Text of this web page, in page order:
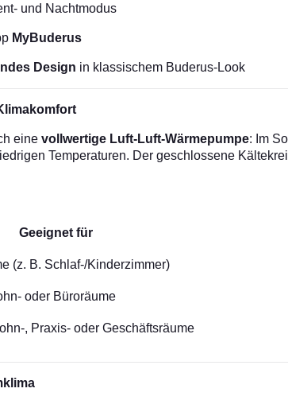
und Nachtmodus
MyBuderus
Design in klassischem Buderus-Look
eine vollwertige Luft-Luft-Wärmepumpe: Im
Temperaturen. Der geschlossene
Geeignet für
(z. B. Schlaf-/Kinderzimmer)
oder Büroräume
, Praxis- oder Geschäftsräume